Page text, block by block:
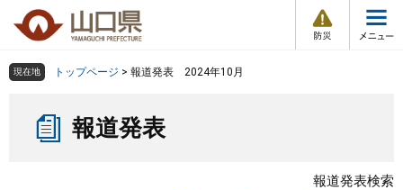
の
ー
メ
組織で探す
Other Languages
現在地 トップページ > 報道発表 2024年10月
報道発表
報道発表検索